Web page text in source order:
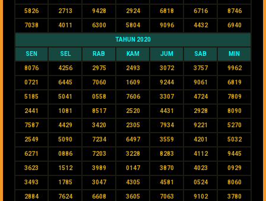
5826 2713 9428 2924 6818 6716 8746
7038 4011 6300 5804 9096 4432 6940
TAHUN 2020
SEN SEL RAB KAM JUM SAB MIN
8076 4256 2975 2493 3072 3757 9962
0721 6445 7060 1609 9244 9061 6819
5185 5041 0558 7606 3307 4724 7809
2441 1081 8517 2520 4431 2928 8090
7587 4429 3420 2305 7934 9221 5270
2549 5090 7234 6497 3559 4201 5032
6271 0886 7203 3228 8283 4112 9445
3623 1512 3989 0147 3870 4023 0929
3493 1785 3047 4305 4581 0524 8060
2884 7624 6608 3605 7063 9102 3780